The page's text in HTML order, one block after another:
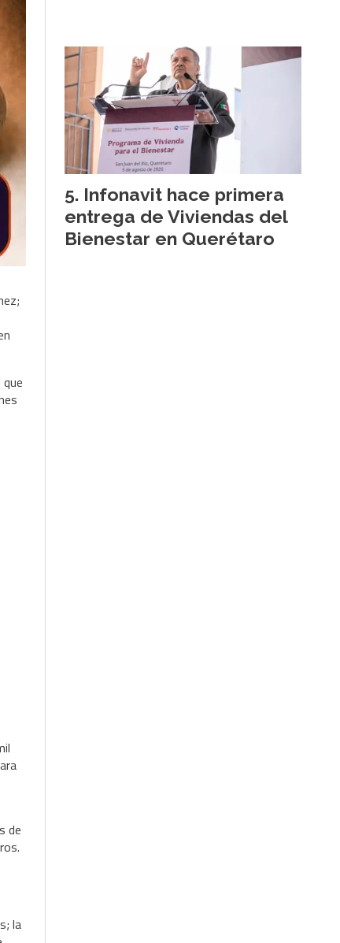
de
la
Infonavit hace primera
entrega de Viviendas del
Bienestar en Querétaro